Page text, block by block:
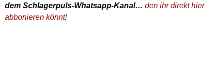
dem Schlagerpuls-Whatsapp-Kanal… den ihr direkt hier
abbonieren könnt!